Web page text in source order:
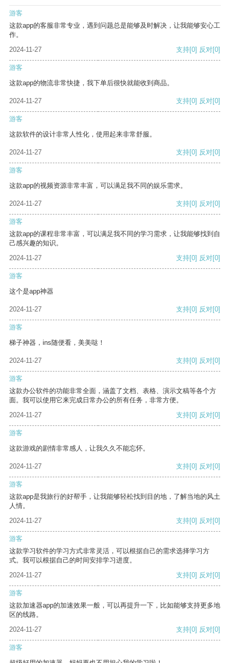
游客
这款app的客服非常专业，遇到问题总是能够及时解决，让我能够安心工
作。
2024-11-27
支持[0] 反对[0]
游客
这款app的物流非常快捷，我下单后很快就能收到商品。
2024-11-27 支持[0] 反对[0]
游客
这款软件的设计非常人性化，使用起来非常舒服。
2024-11-27 支持[0] 反对[0]
游客
这款app的视频资源非常丰富，可以满足我不同的娱乐需求。
2024-11-27 支持[0] 反对[0]
游客
这款app的课程非常丰富，可以满足我不同的学习需求，让我能够找到自
己感兴趣的知识。
2024-11-27
支持[0] 反对[0]
游客
这个是app神器
2024-11-27 支持[0] 反对[0]
游客
梯子神器，ins随便看，美美哒！
2024-11-27 支持[0] 反对[0]
游客
这款办公软件的功能非常全面，涵盖了文档、表格、演示文稿等各个方
面。我可以使用它来完成日常办公的所有任务，非常方便。
2024-11-27
支持[0] 反对[0]
游客
这款游戏的剧情非常感人，让我久久不能忘怀。
2024-11-27 支持[0] 反对[0]
游客
这款app是我旅行的好帮手，让我能够轻松找到目的地，了解当地的风土
人情。
2024-11-27
支持[0] 反对[0]
游客
这款学习软件的学习方式非常灵活，可以根据自己的需求选择学习方
式。我可以根据自己的时间安排学习进度。
2024-11-27
支持[0] 反对[0]
游客
这款加速器app的加速效果一般，可以再提升一下，比如能够支持更多地
区的线路。
2024-11-27
支持[0] 反对[0]
游客